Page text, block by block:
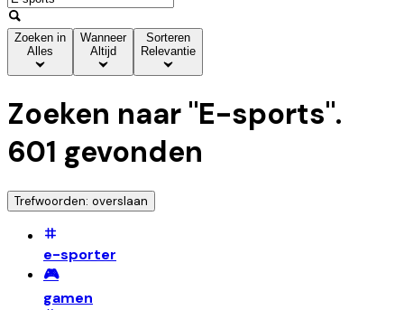
Zoeken in
Alles
Wanneer
Altijd
Sorteren
Relevantie
Zoeken naar "E-sports".
601 gevonden
Trefwoorden: overslaan
e-sporter
🎮
gamen